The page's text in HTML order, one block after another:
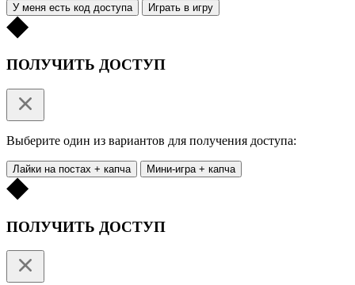
У меня есть код доступа Играть в игру
ПОЛУЧИТЬ ДОСТУП
Выберите один из вариантов для получения доступа:
Лайки на постах + капча Мини-игра + капча
ПОЛУЧИТЬ ДОСТУП